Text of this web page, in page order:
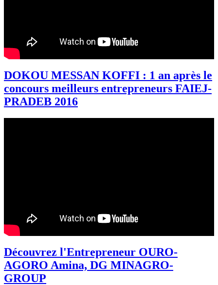
DOKOU MESSAN KOFFI : 1 an après le
concours meilleurs entrepreneurs FAIEJ-
PRADEB 2016
Découvrez l'Entrepreneur OURO-
AGORO Amina, DG MINAGRO-
GROUP